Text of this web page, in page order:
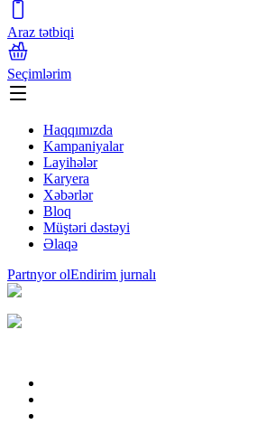
Araz tətbiqi
Seçimlərim
Haqqımızda
Kampaniyalar
Layihələr
Karyera
Xəbərlər
Bloq
Müştəri dəstəyi
Əlaqə
Partnyor olEndirim jurnalı